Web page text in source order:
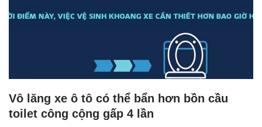
Vô lăng xe ô tô có thể bẩn hơn bồn cầu
toilet công cộng gấp 4 lần